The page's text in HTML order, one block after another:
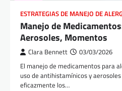
ESTRATEGIAS DE MANEJO DE
Manejo de
Aerosoles, Momentos
Clara Bennett 03/03/2026
El manejo de medicamentos para
uso de antihistamínicos y
eficazmente los…